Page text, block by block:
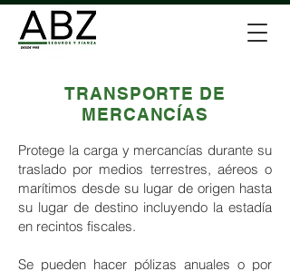
TRANSPORTE DE
MERCANCÍAS
Protege la carga y mercancías durante su
traslado por medios terrestres, aéreos o
marítimos desde su lugar de origen hasta
su lugar de destino incluyendo la estadía
en recintos fiscales.
Se pueden hacer pólizas anuales o por